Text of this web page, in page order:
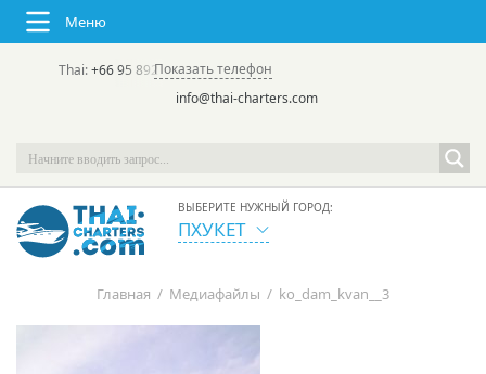
Меню
Thai:+66 95 892 7646(rus/eng) | в России:
Показать телефон
info@thai-charters.com
ВЫБЕРИТЕ НУЖНЫЙ ГОРОД:
ПХУКЕТ
Главная / Медиафайлы / ko_dam_kvan__3